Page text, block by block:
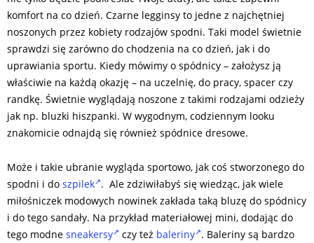
komfort na co dzień. Czarne legginsy to jedne z najchętniej
noszonych przez kobiety rodzajów spodni. Taki model świetnie
sprawdzi się zarówno do chodzenia na co dzień, jak i do
uprawiania sportu. Kiedy mówimy o spódnicy – założysz ją
właściwie na każdą okazję – na uczelnię, do pracy, spacer czy
randkę. Świetnie wyglądają noszone z takimi rodzajami odzieży
jak np. bluzki hiszpanki. W wygodnym, codziennym looku
znakomicie odnajdą się również spódnice dresowe.
Może i takie ubranie wygląda sportowo, jak coś stworzonego do
spodni i do szpilek . Ale zdziwiłabyś się wiedząc, jak wiele
miłośniczek modowych nowinek zakłada taką bluzę do spódnicy
i do tego sandały. Na przykład materiałowej mini, dodając do
tego modne sneakersy czy też baleriny . Baleriny są bardzo